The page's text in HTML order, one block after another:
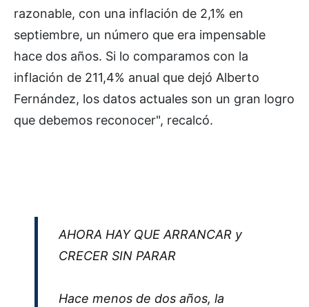
razonable, con una inflación de 2,1% en
septiembre, un número que era impensable
hace dos años. Si lo comparamos con la
inflación de 211,4% anual que dejó Alberto
Fernández, los datos actuales son un gran logro
que debemos reconocer", recalcó.
AHORA HAY QUE ARRANCAR y
CRECER SIN PARAR
Hace menos de dos años, la